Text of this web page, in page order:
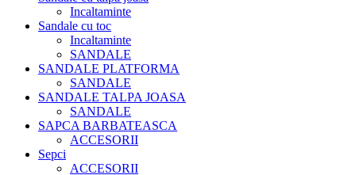
Incaltaminte
Sandale cu toc
Incaltaminte
SANDALE
SANDALE PLATFORMA
SANDALE
SANDALE TALPA JOASA
SANDALE
SAPCA BARBATEASCA
ACCESORII
Sepci
ACCESORII